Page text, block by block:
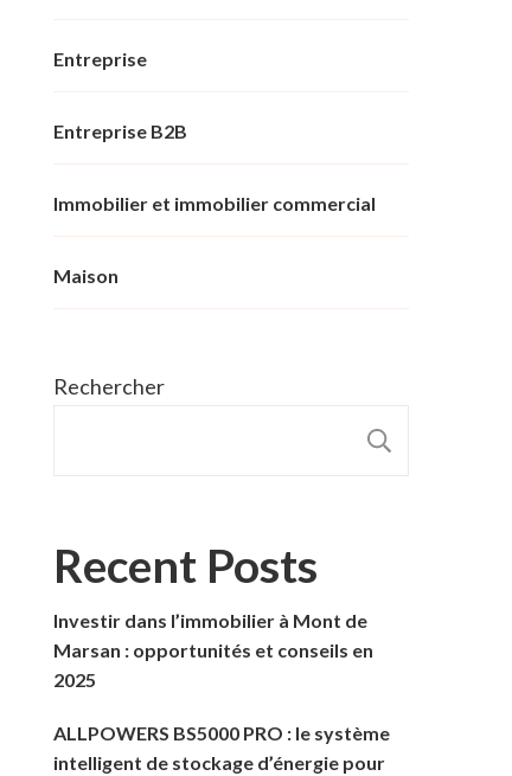
Entreprise
Entreprise B2B
Immobilier et immobilier commercial
Maison
Rechercher
Recent Posts
Investir dans l’immobilier à Mont de
Marsan : opportunités et conseils en
2025
ALLPOWERS BS5000 PRO : le système
intelligent de stockage d’énergie pour